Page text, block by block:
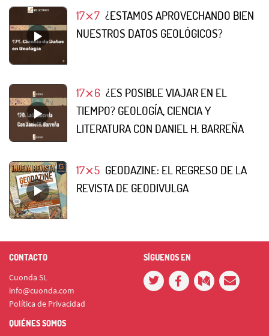
17⨯7 ¿ESTAMOS APROVECHANDO BIEN
NUESTROS DATOS GEOLÓGICOS?
17⨯6 ¿ES POSIBLE VIAJAR EN EL
TIEMPO? GEOLOGÍA, CIENCIA Y
LITERATURA CON DANIEL H. BARREÑA
17⨯5 GEODAZINE: EL REGRESO DE LA
REVISTA DE GEODIVULGA
CONTACTO
Cuonda SL
info@cuonda.com
Política de Privacidad
SÍGUENOS EN
QUIÉNES SOMOS